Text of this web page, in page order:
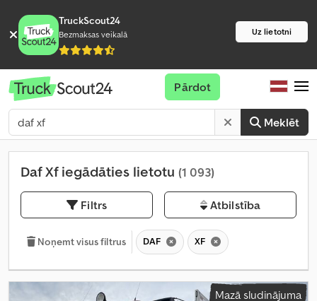
TruckScout24
Bezmaksas veikalā Uz lietotni
Meklēt
Pārdot
Daf Xf iegādāties lietotu (1 093)
Filtrs Atbilstība
Noņemt visus filtrus DAF XF
Mazā sludinājuma